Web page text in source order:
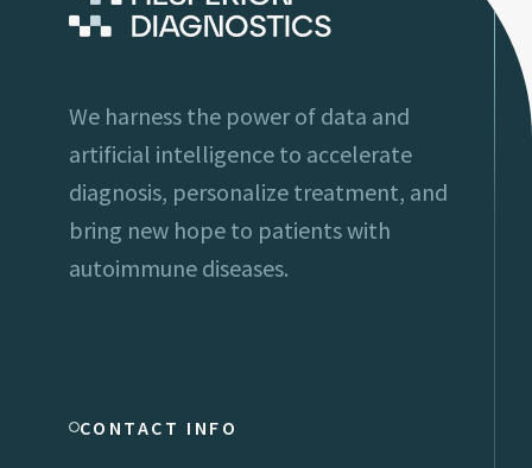
We harness the power of data and
artificial intelligence to accelerate
diagnosis, personalize treatment, and
bring new hope to patients with
autoimmune diseases.
CONTACT INFO